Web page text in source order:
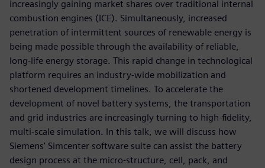
increasingly gaining market shares over traditional internal
combustion engines (ICE). Simultaneously, increased
penetration of intermittent sources of renewable energy is
being made possible through the availability of reliable,
long-life energy storage. This rapid change in technological
platform requires an industry-wide mobilization and
shortened development timelines. To accelerate the
development of novel battery systems, the transportation
and grid industries are increasingly turning to high-fidelity,
multi-scale simulation. In this talk, we will discuss how
Siemens' Simcenter software suite can assist the battery
design process at the micro-structure, cell, pack, and